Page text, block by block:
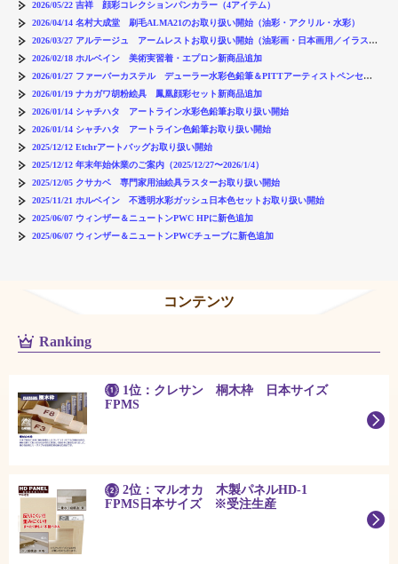
2026/05/22 吉祥 顔彩コレクションパンカラー（4アイテム）
2026/04/14 名村大成堂 刷毛ALMA21のお取り扱い開始（油彩・アクリル・水彩）
2026/03/27 アルテージュ アームレストお取り扱い開始（油彩画・日本画用／イラスト・水彩画用）
2026/02/18 ホルベイン 美術実習着・エプロン新商品追加
2026/01/27 ファーバーカステル デューラー水彩色鉛筆＆PITTアーティストペンセット
2026/01/19 ナカガワ胡粉絵具 鳳凰顔彩セット新商品追加
2026/01/14 シャチハタ アートライン水彩色鉛筆お取り扱い開始
2026/01/14 シャチハタ アートライン色鉛筆お取り扱い開始
2025/12/12 Etchrアートバッグお取り扱い開始
2025/12/12 年末年始休業のご案内（2025/12/27〜2026/1/4）
2025/12/05 クサカベ 専門家用油絵具ラスターお取り扱い開始
2025/11/21 ホルベイン 不透明水彩ガッシュ日本色セットお取り扱い開始
2025/06/07 ウィンザー＆ニュートンPWC HPに新色追加
2025/06/07 ウィンザー＆ニュートンPWCチューブに新色追加
コンテンツ
Ranking
1位：クレサン 桐木枠 日本サイズ
FPMS
2位：マルオカ 木製パネルHD-1
FPMS日本サイズ ※受注生産